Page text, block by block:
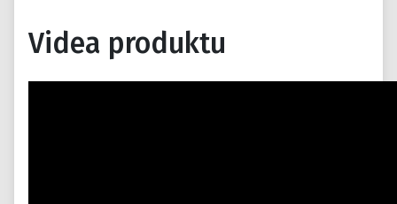
Videa produktu